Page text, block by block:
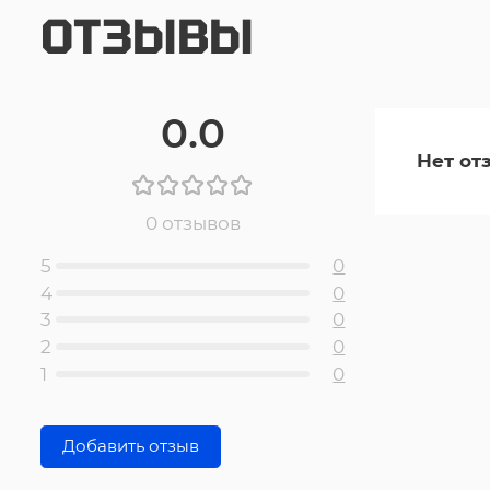
ОТЗЫВЫ
0.0
0 отзывов
5
0
4
0
3
0
2
0
1
0
Добавить отзыв
Нет